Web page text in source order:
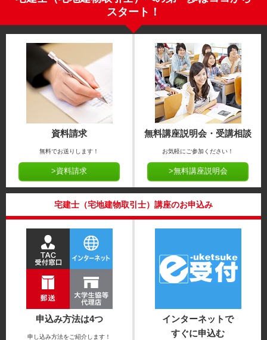
スタート！
資料請求
無料でお送りします！
>資料請求
無料講座説明会・受講相談
お気軽にご参加ください！
>無料講座説明会
宅建士（宅地建物取引士）講座のお申込み
申込み方法は4つ
申し込み方法をご紹介します！
インターネットで
すぐに申込む